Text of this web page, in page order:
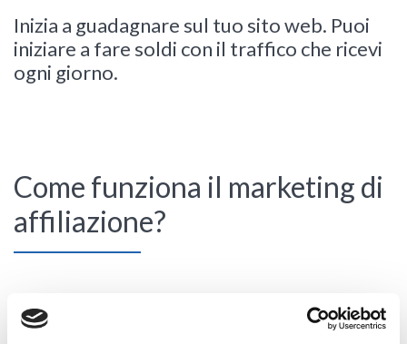
Inizia a guadagnare sul tuo sito web. Puoi
iniziare a fare soldi con il traffico che ricevi
ogni giorno.
Come funziona il marketing di
affiliazione?